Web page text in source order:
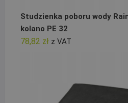
Studzienka poboru wody
kolano PE 32
78,82 zł z VAT